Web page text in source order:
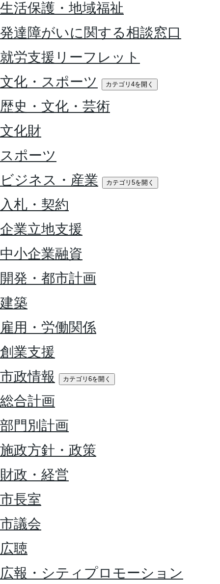
生活保護・地域福祉
発達障がいに関する相談窓口
就労支援リーフレット
文化・スポーツ
カテゴリ4を開く
歴史・文化・芸術
文化財
スポーツ
ビジネス・産業
カテゴリ5を開く
入札・契約
企業立地支援
中小企業融資
開発・都市計画
建築
雇用・労働関係
創業支援
市政情報
カテゴリ6を開く
総合計画
部門別計画
施政方針・政策
財政・経営
市長室
市議会
広聴
広報・シティプロモーション